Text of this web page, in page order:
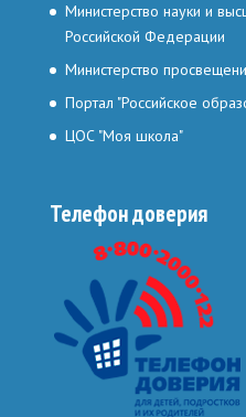
Министерство науки и
Российской Федерации
Министерство
Портал "Российское
ЦОС "Моя школа"
Телефон доверия